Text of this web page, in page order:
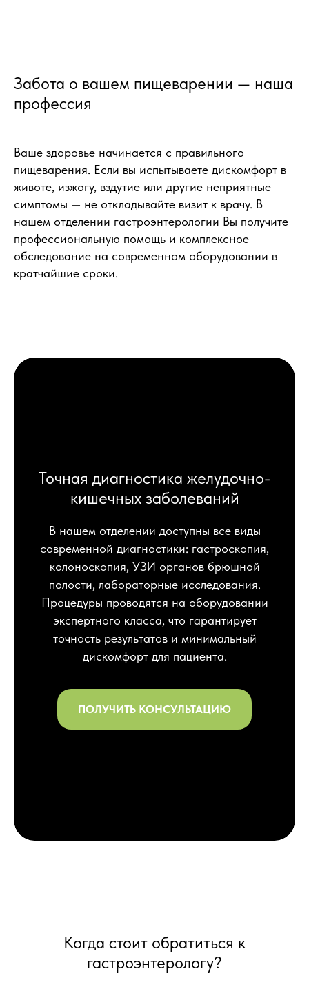
Забота о вашем пищеварении — наша
профессия
Ваше здоровье начинается с правильного
пищеварения. Если вы испытываете дискомфорт в
животе, изжогу, вздутие или другие неприятные
симптомы — не откладывайте визит к врачу. В
нашем отделении гастроэнтерологии Вы получите
профессиональную помощь и комплексное
обследование на современном оборудовании в
кратчайшие сроки.
Точная диагностика желудочно-
кишечных заболеваний
В нашем отделении доступны все виды
современной диагностики: гастроскопия,
колоноскопия, УЗИ органов брюшной
полости, лабораторные исследования.
Процедуры проводятся на оборудовании
экспертного класса, что гарантирует
точность результатов и минимальный
дискомфорт для пациента.
ПОЛУЧИТЬ КОНСУЛЬТАЦИЮ
Когда стоит обратиться к
гастроэнтерологу?